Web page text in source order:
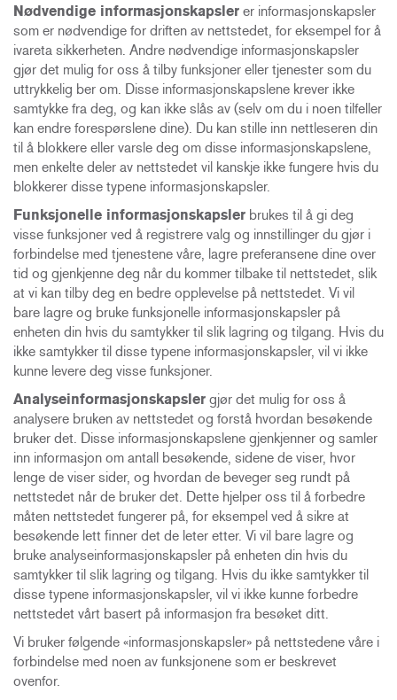
Nødvendige informasjonskapsler er informasjonskapsler
som er nødvendige for driften av nettstedet, for eksempel for å
ivareta sikkerheten. Andre nødvendige informasjonskapsler
gjør det mulig for oss å tilby funksjoner eller tjenester som du
uttrykkelig ber om. Disse informasjonskapslene krever ikke
samtykke fra deg, og kan ikke slås av (selv om du i noen tilfeller
kan endre forespørslene dine). Du kan stille inn nettleseren din
til å blokkere eller varsle deg om disse informasjonskapslene,
men enkelte deler av nettstedet vil kanskje ikke fungere hvis du
blokkerer disse typene informasjonskapsler.
Funksjonelle informasjonskapsler brukes til å gi deg
visse funksjoner ved å registrere valg og innstillinger du gjør i
forbindelse med tjenestene våre, lagre preferansene dine over
tid og gjenkjenne deg når du kommer tilbake til nettstedet, slik
at vi kan tilby deg en bedre opplevelse på nettstedet. Vi vil
bare lagre og bruke funksjonelle informasjonskapsler på
enheten din hvis du samtykker til slik lagring og tilgang. Hvis du
ikke samtykker til disse typene informasjonskapsler, vil vi ikke
kunne levere deg visse funksjoner.
Analyseinformasjonskapsler gjør det mulig for oss å
analysere bruken av nettstedet og forstå hvordan besøkende
bruker det. Disse informasjonskapslene gjenkjenner og samler
inn informasjon om antall besøkende, sidene de viser, hvor
lenge de viser sider, og hvordan de beveger seg rundt på
nettstedet når de bruker det. Dette hjelper oss til å forbedre
måten nettstedet fungerer på, for eksempel ved å sikre at
besøkende lett finner det de leter etter. Vi vil bare lagre og
bruke analyseinformasjonskapsler på enheten din hvis du
samtykker til slik lagring og tilgang. Hvis du ikke samtykker til
disse typene informasjonskapsler, vil vi ikke kunne forbedre
nettstedet vårt basert på informasjon fra besøket ditt
Vi bruker følgende «informasjonskapsler» på nettstedene våre i
forbindelse med noen av funksjonene som er beskrevet
ovenfor.